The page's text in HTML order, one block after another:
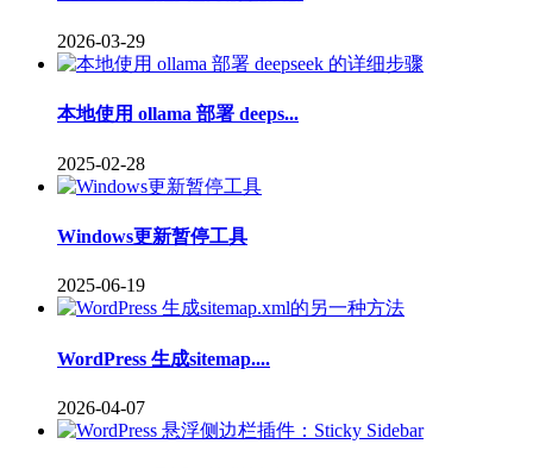
2026-03-29
本地使用 ollama 部署 deeps...
2025-02-28
Windows更新暂停工具
2025-06-19
WordPress 生成sitemap....
2026-04-07